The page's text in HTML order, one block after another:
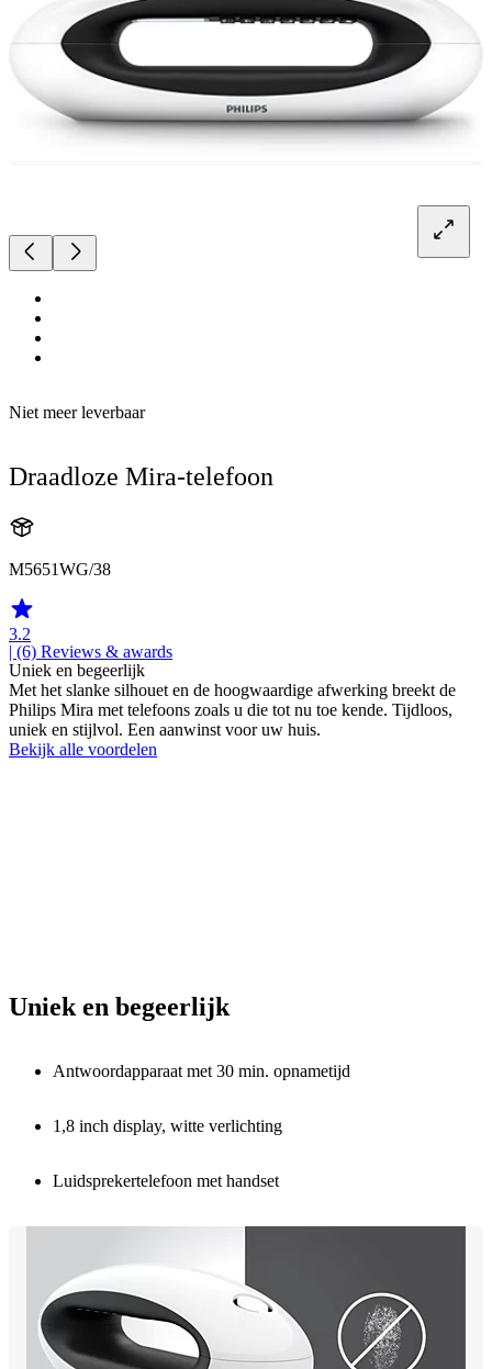
Niet meer leverbaar
Draadloze Mira-telefoon
M5651WG/38
3.2
| (6) Reviews & awards
Uniek en begeerlijk
Met het slanke silhouet en de hoogwaardige afwerking breekt de
Philips Mira met telefoons zoals u die tot nu toe kende. Tijdloos,
uniek en stijlvol. Een aanwinst voor uw huis.
Bekijk alle voordelen
Uniek en begeerlijk
Antwoordapparaat met 30 min. opnametijd
1,8 inch display, witte verlichting
Luidsprekertelefoon met handset